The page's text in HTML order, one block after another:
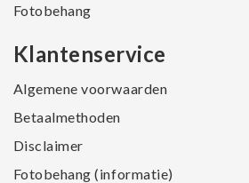
Fotobehang
Klantenservice
Algemene voorwaarden
Betaalmethoden
Disclaimer
Fotobehang (informatie)